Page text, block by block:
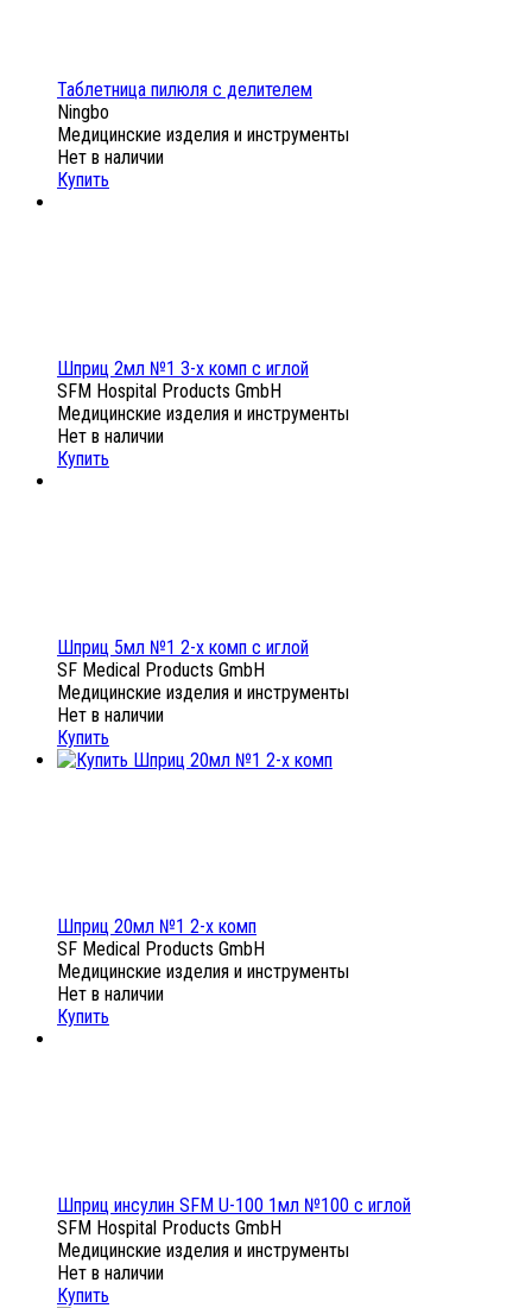
Таблетница пилюля с делителем
Ningbo
Медицинские изделия и инструменты
Нет в наличии
Купить
Шприц 2мл №1 3-х комп с иглой
SFM Hospital Products GmbH
Медицинские изделия и инструменты
Нет в наличии
Купить
Шприц 5мл №1 2-х комп с иглой
SF Medical Products GmbH
Медицинские изделия и инструменты
Нет в наличии
Купить
Шприц 20мл №1 2-х комп
SF Medical Products GmbH
Медицинские изделия и инструменты
Нет в наличии
Купить
Шприц инсулин SFM U-100 1мл №100 с иглой
SFM Hospital Products GmbH
Медицинские изделия и инструменты
Нет в наличии
Купить